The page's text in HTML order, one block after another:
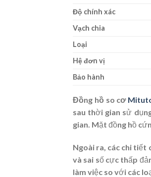
Độ chính xác
Vạch chia
Loại
Hệ đơn vị
Bảo hành
Đồng hồ so cơ
sau thời gian sử
gian. Mặt đồng hồ
Ngoài ra, các chi tiết
và sai số cực thấp
làm việc so với các